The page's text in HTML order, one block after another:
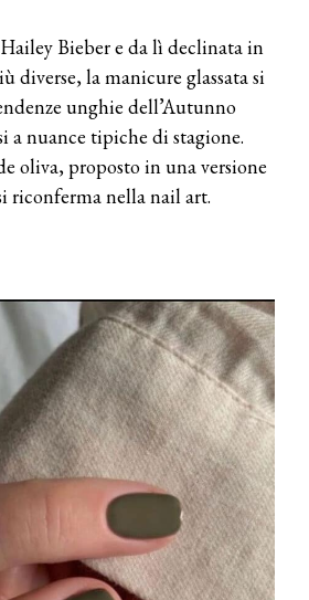
Bieber e da lì declinata in
diverse, la manicure glassata si
unghie dell’Autunno
a nuance tipiche di stagione.
oliva, proposto in una versione
riconferma nella nail art.